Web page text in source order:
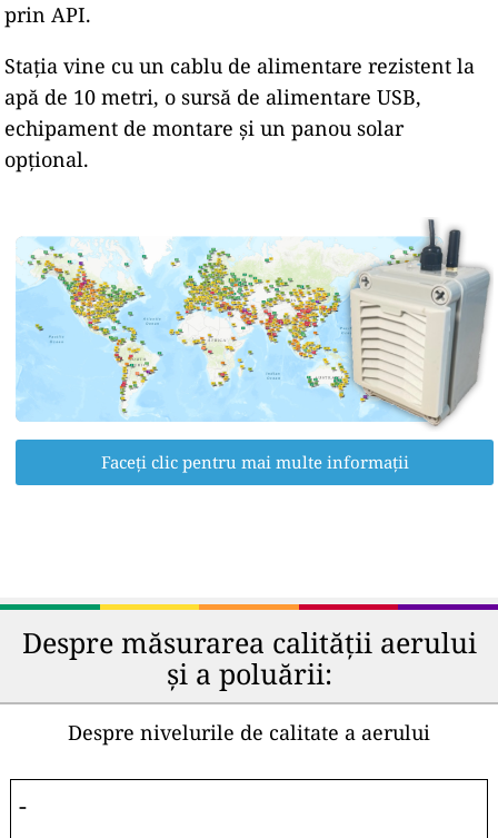
prin API.
Stația vine cu un cablu de alimentare rezistent la
apă de 10 metri, o sursă de alimentare USB,
echipament de montare și un panou solar
opțional.
Faceți clic pentru mai multe informații
Despre măsurarea calității aerului
și a poluării:
Despre nivelurile de calitate a aerului
-